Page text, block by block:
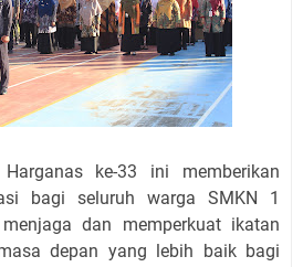
ke-33 ini memberikan
bagi seluruh warga SMKN 1
dan memperkuat ikatan
depan yang lebih baik bagi